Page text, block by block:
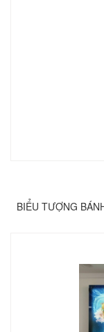
BIỂU TƯỢNG